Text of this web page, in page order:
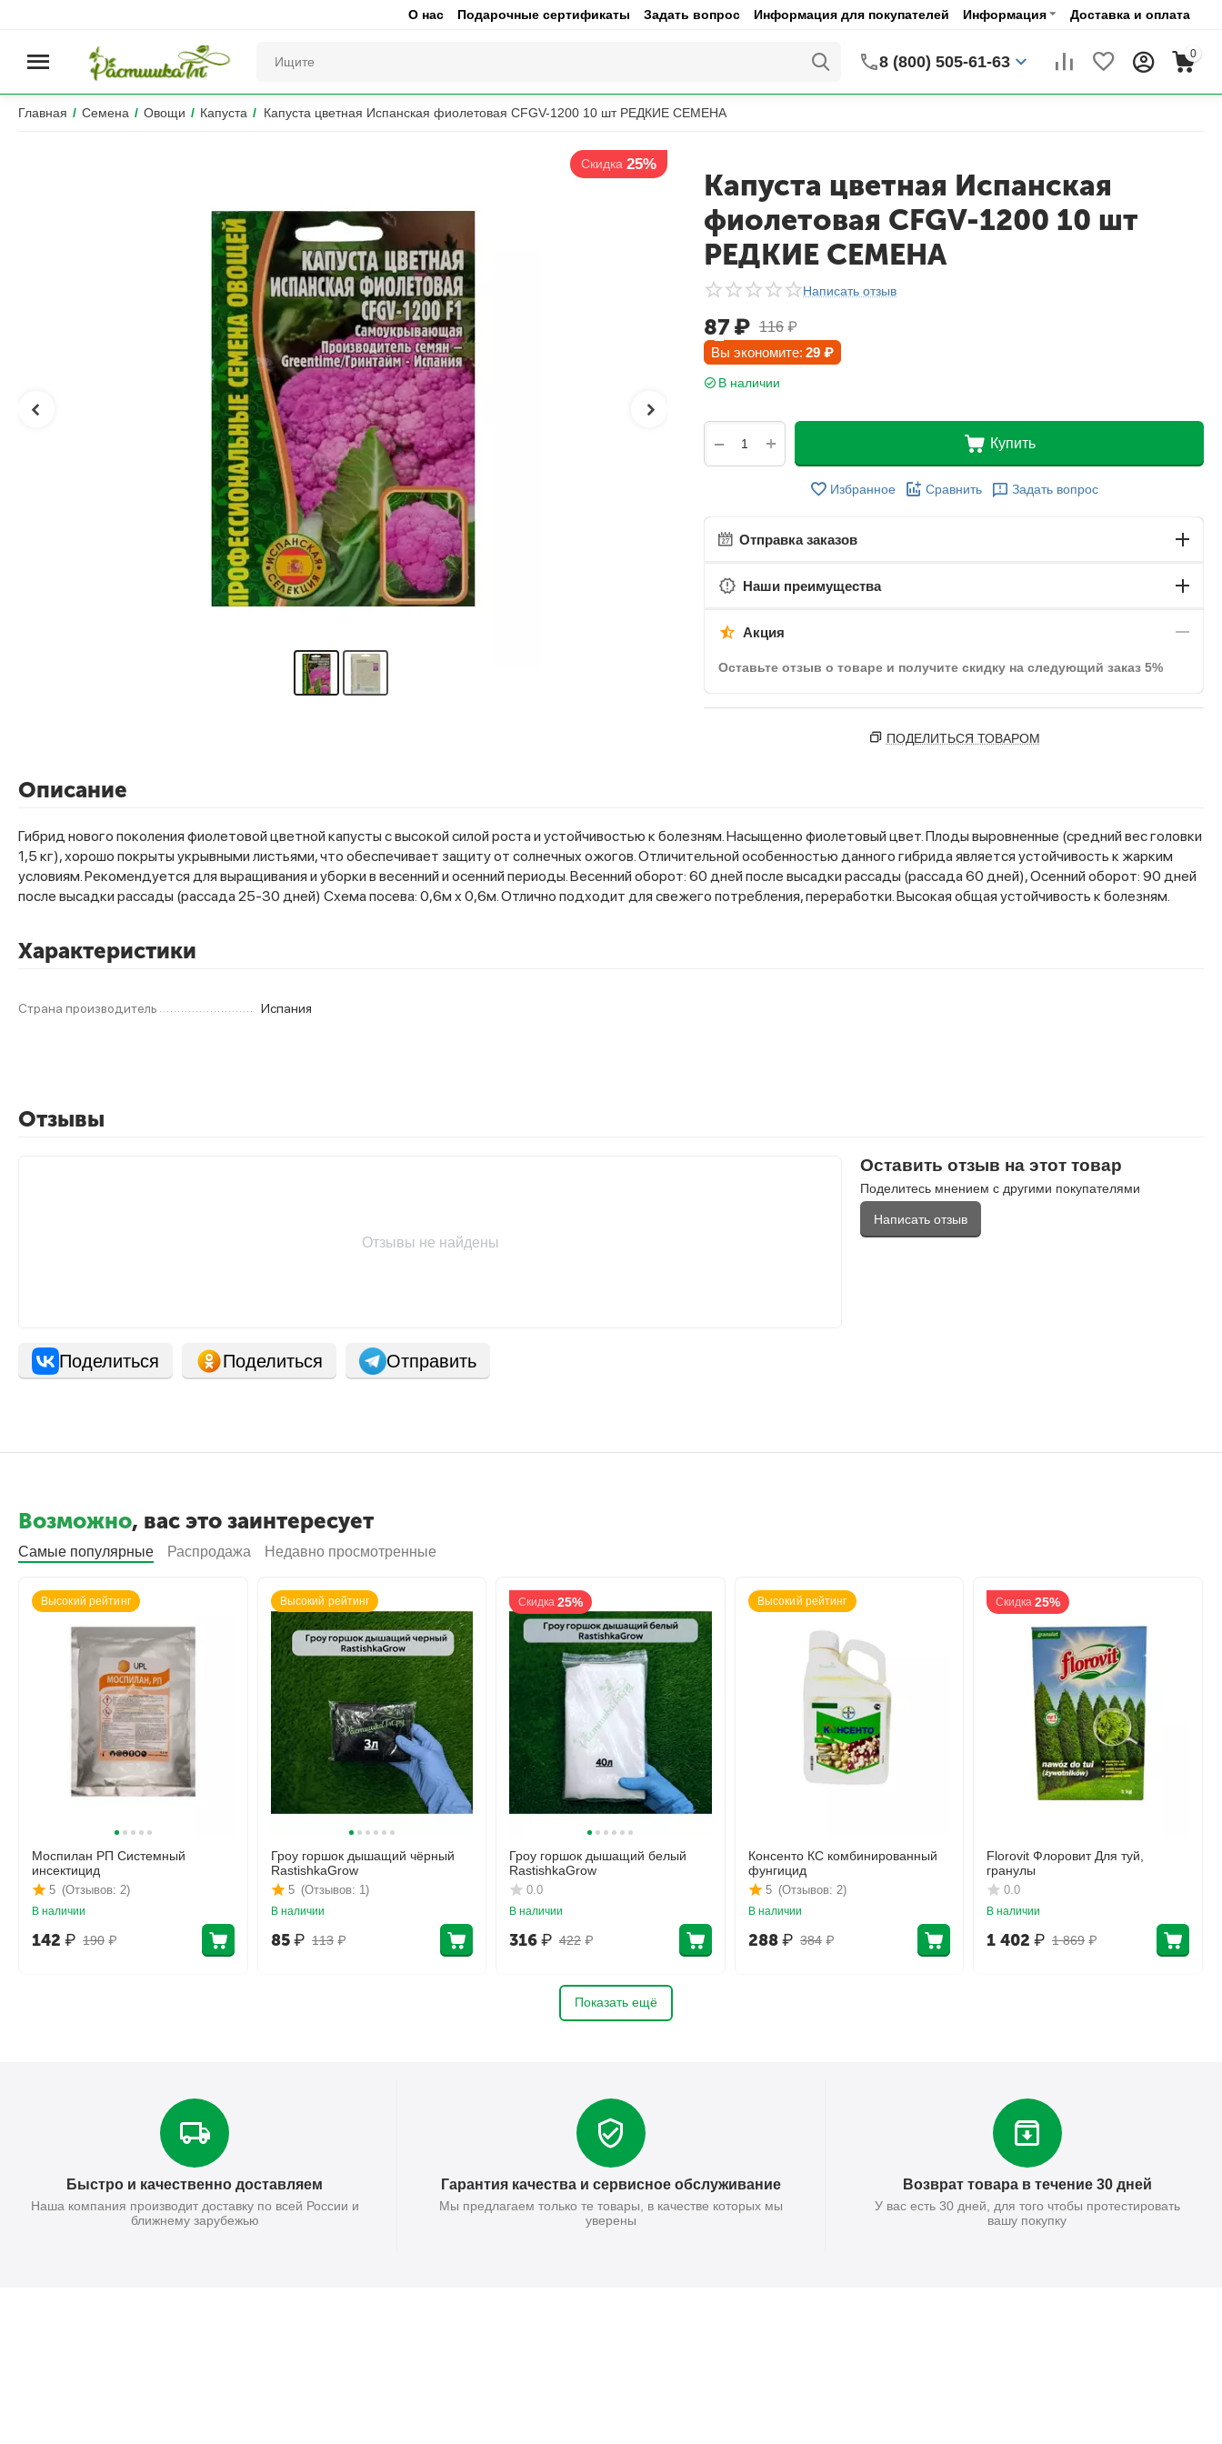
О нас Подарочные сертификаты Задать вопрос Информация для покупателей Информация Доставка и оплата
8 (800) 505-61-63 0
Главная / Семена / Овощи / Капуста / Капуста цветная Испанская фиолетовая CFGV-1200 10 шт РЕДКИЕ СЕМЕНА
Капуста цветная Испанская
фиолетовая CFGV-1200 10 шт
РЕДКИЕ СЕМЕНА
Написать отзыв
87 ₽ 116 ₽
Вы экономите: 29 ₽
В наличии
+
− Купить
Избранное Сравнить Задать вопрос
Отправка заказов
Наши преимущества
Акция
Оставьте отзыв о товаре и получите скидку на следующий заказ 5%
ПОДЕЛИТЬСЯ ТОВАРОМ
Описание
Гибрид нового поколения фиолетовой цветной капусты с высокой силой роста и устойчивостью к болезням. Насыщенно фиолетовый цвет. Плоды выровненные (средний вес головки
1,5 кг), хорошо покрыты укрывными листьями, что обеспечивает защиту от солнечных ожогов. Отличительной особенностью данного гибрида является устойчивость к жарким
условиям. Рекомендуется для выращивания и уборки в весенний и осенний периоды. Весенний оборот: 60 дней после высадки рассады (рассада 60 дней), Осенний оборот: 90 дней
после высадки рассады (рассада 25-30 дней) Схема посева: 0,6м х 0,6м. Отлично подходит для свежего потребления, переработки. Высокая общая устойчивость к болезням.
Характеристики
Страна производитель Испания
Отзывы
Отзывы не найдены
Оставить отзыв на этот товар
Поделитесь мнением с другими покупателями
Написать отзыв
Поделиться Поделиться Отправить
Возможно, вас это заинтересует
Самые популярные Распродажа Недавно просмотренные
Высокий рейтинг
Моспилан РП Системный
инсектицид
(Отзывов: 2)
5
В наличии
190 ₽
142 ₽
Высокий рейтинг
Гроу горшок дышащий чёрный
RastishkaGrow
(Отзывов: 1)
5
В наличии
113 ₽
85 ₽
Скидка 25%
Гроу горшок дышащий белый
RastishkaGrow
0.0
В наличии
422 ₽
316₽
Высокий рейтинг
Консенто КС комбинированный
фунгицид
(Отзывов: 2)
5
В наличии
384 ₽
288₽
Скидка 25%
Florovit Флоровит Для туй,
гранулы
0.0
В наличии
1 869 ₽
1 402 ₽
Показать ещё
Быстро и качественно доставляем
Наша компания производит доставку по всей России и
ближнему зарубежью
Гарантия качества и сервисное обслуживание
Мы предлагаем только те товары, в качестве которых мы
уверены
Возврат товара в течение 30 дней
У вас есть 30 дней, для того чтобы протестировать
вашу покупку